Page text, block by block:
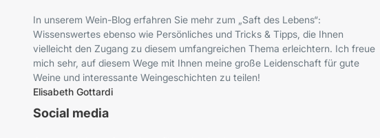
In unserem Wein-Blog erfahren Sie mehr zum „Saft des Lebens“:
Wissenswertes ebenso wie Persönliches und Tricks & Tipps, die Ihnen
vielleicht den Zugang zu diesem umfangreichen Thema erleichtern. Ich freue
mich sehr, auf diesem Wege mit Ihnen meine große Leidenschaft für gute
Weine und interessante Weingeschichten zu teilen!
Elisabeth Gottardi
Social media